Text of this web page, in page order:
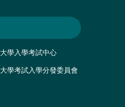
大學入學考試中心
大學考試入學分發委員會